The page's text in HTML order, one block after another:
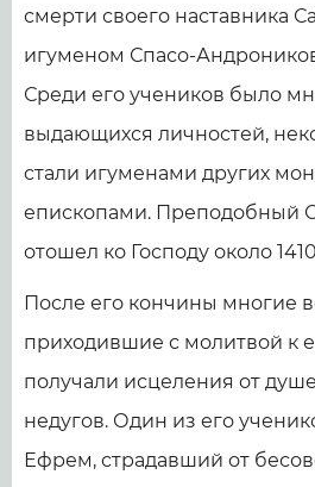
смерти своего наставника
игуменом Спасо-
Среди его учеников было
выдающихся личностей,
стали игуменами других
епископами. Преподобный
отошел ко Господу около
После его кончины многие
приходившие с молитвой к
получали исцеления от
недугов. Один из его
Ефрем, страдавший от